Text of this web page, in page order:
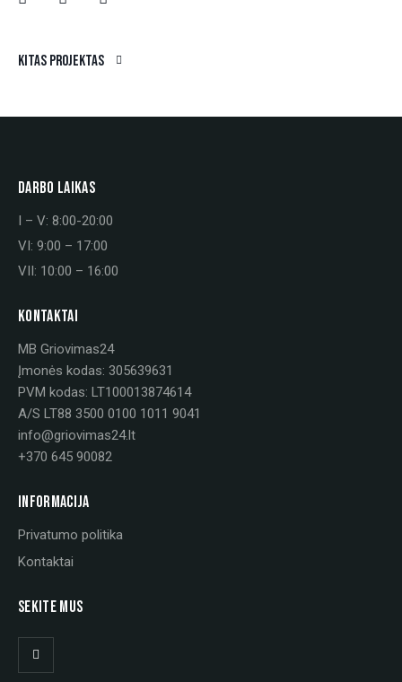
Kitas projektas
DARBO LAIKAS
I – V: 8:00-20:00
VI: 9:00 – 17:00
VII: 10:00 – 16:00
KONTAKTAI
MB Griovimas24
Įmonės kodas: 305639631
PVM kodas: LT100013874614
A/S LT88 3500 0100 1011 9041
info@griovimas24.lt
+370 645 90082
INFORMACIJA
Privatumo politika
Kontaktai
SEKITE MUS